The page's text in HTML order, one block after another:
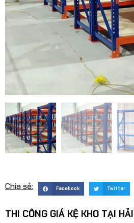
Chia sẻ: Facebook Twitter
THI CÔNG GIÁ KỆ KHO TẠI